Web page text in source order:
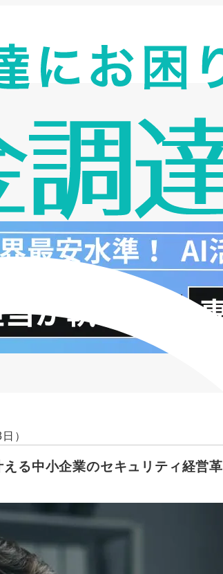
）
る中小企業のセキュリティ経営革